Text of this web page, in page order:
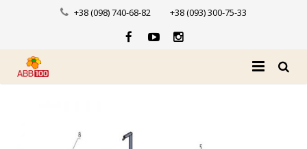
+38 (098) 740-68-82 +38 (093) 300-75-33